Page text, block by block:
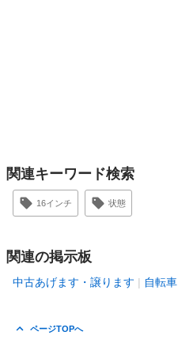
関連キーワード検索
16インチ 状態
関連の掲示板
中古あげます・譲ります 自転車
ページTOPへ